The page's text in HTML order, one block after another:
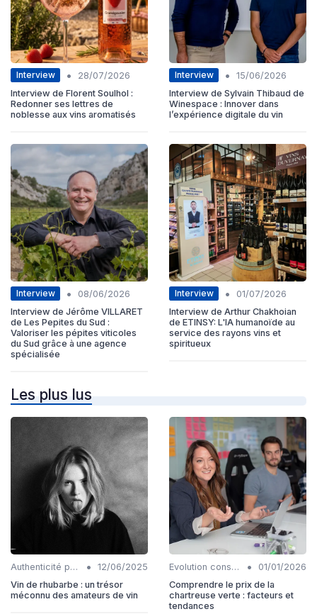
Interview •
28/07/2026
Interview de Florent Soulhol :
Redonner ses lettres de
noblesse aux vins aromatisés
Interview •
15/06/2026
Interview de Sylvain Thibaud de
Winespace : Innover dans
l’expérience digitale du vin
Interview •
08/06/2026
Interview de Jérôme VILLARET
de Les Pepites du Sud :
Valoriser les pépites viticoles
du Sud grâce à une agence
spécialisée
Interview •
01/07/2026
Interview de Arthur Chakhoian
de ETINSY: L'IA humanoïde au
service des rayons vins et
spiritueux
Les plus lus
Authenticité produits •
12/06/2025
Vin de rhubarbe : un trésor
méconnu des amateurs de vin
Evolution consommation •
01/01/2026
Comprendre le prix de la
chartreuse verte : facteurs et
tendances